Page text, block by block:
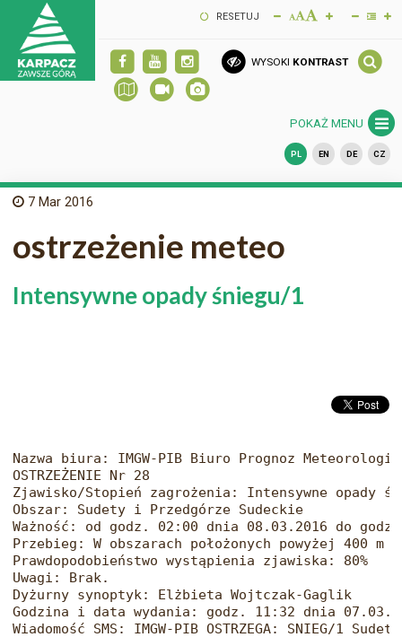
RESETUJ
WYSOKI KONTRAST
POKAŻ MENU
PL EN DE CZ
7 Mar 2016
ostrzeżenie meteo
Intensywne opady śniegu/1
Nazwa biura: IMGW-PIB Biuro Prognoz
OSTRZEŻENIE Nr 28
Zjawisko/Stopień zagrożenia: Intensywne opady
Obszar: Sudety i Przedgórze Sudeckie
Ważność: od godz. 02:00 dnia 08.03.2016 do
Przebieg: W obszarach położonych powyżej 400
Prawdopodobieństwo wystąpienia zjawiska: 80%
Uwagi: Brak.
Dyżurny synoptyk: Elżbieta Wojtczak-Gaglik
Godzina i data wydania: godz. 11:32 dnia
Wiadomość SMS: IMGW-PIB OSTRZEGA: SNIEG/1